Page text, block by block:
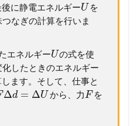
に静電エネルギーU を
なぎの計算を行いま
エネルギーUの式を使
したときのエネルギー
ます。そして、仕事と
Δd = ΔUから、力F を